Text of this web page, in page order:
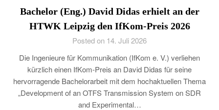
Bachelor (Eng.) David Didas erhielt an der
HTWK Leipzig den IfKom-Preis 2026
Posted on 14. Juli 2026
Die Ingenieure für Kommunikation (IfKom e. V.) verliehen
kürzlich einen IfKom-Preis an David Didas für seine
hervorragende Bachelorarbeit mit dem hochaktuellen Thema
„Development of an OTFS Transmission System on SDR
and Experimental…